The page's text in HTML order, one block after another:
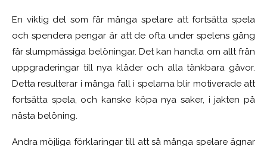
En viktig del som får många spelare att fortsätta spela
och spendera pengar är att de ofta under spelens gång
får slumpmässiga belöningar. Det kan handla om allt från
uppgraderingar till nya kläder och alla tänkbara gåvor.
Detta resulterar i många fall i spelarna blir motiverade att
fortsätta spela, och kanske köpa nya saker, i jakten på
nästa belöning.
Andra möjliga förklaringar till att så många spelare ägnar